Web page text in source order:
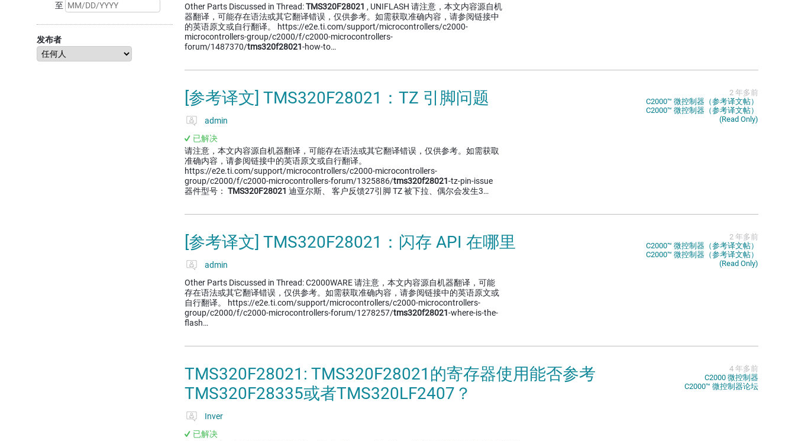
至
发布者
Other Parts Discussed in Thread:TMS320F28021 , UNIFLASH 请注意，本文内容源自机
器翻译，可能存在语法或其它翻译错误，仅供参考。如需获取准确内容，请参阅链接中
的英语原文或自行翻译。 https://e2e.ti.com/support/microcontrollers/c2000-
microcontrollers-group/c2000/f/c2000-microcontrollers-
forum/1487370/tms320f28021-how-to…
[参考译文] TMS320F28021：TZ 引脚问题
admin
已解决
请注意，本文内容源自机器翻译，可能存在语法或其它翻译错误，仅供参考。如需获取
准确内容，请参阅链接中的英语原文或自行翻译。
https://e2e.ti.com/support/microcontrollers/c2000-microcontrollers-
group/c2000/f/c2000-microcontrollers-forum/1325886/tms320f28021-tz-pin-issue
器件型号： TMS320F28021 迪亚尔斯、 客户反馈27引脚 TZ 被下拉、偶尔会发生3…
2 年多前
C2000™︎ 微控制器（参考译文帖）
C2000™︎ 微控制器（参考译文帖）
(Read Only)
[参考译文] TMS320F28021：闪存 API 在哪里
admin
Other Parts Discussed in Thread: C2000WARE 请注意，本文内容源自机器翻译，可能
存在语法或其它翻译错误，仅供参考。如需获取准确内容，请参阅链接中的英语原文或
自行翻译。 https://e2e.ti.com/support/microcontrollers/c2000-microcontrollers-
group/c2000/f/c2000-microcontrollers-forum/1278257/tms320f28021-where-is-the-
flash…
2 年多前
C2000™︎ 微控制器（参考译文帖）
C2000™︎ 微控制器（参考译文帖）
(Read Only)
TMS320F28021: TMS320F28021的寄存器使用能否参考
TMS320F28335或者TMS320LF2407？
Inver
已解决
4 年多前
C2000 微控制器
C2000™︎ 微控制器论坛